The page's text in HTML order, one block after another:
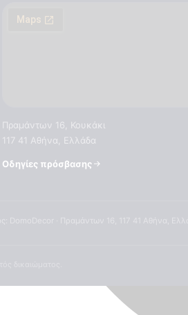
Πραμάντων 16, Κουκάκι
117 41 Αθήνα, Ελλάδα
Οδηγίες πρόσβασης